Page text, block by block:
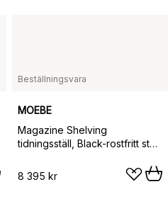
Beställningsvara
MOEBE
Magazine Shelving
tidningsställ, Black-rostfritt stål,
8 395 kr